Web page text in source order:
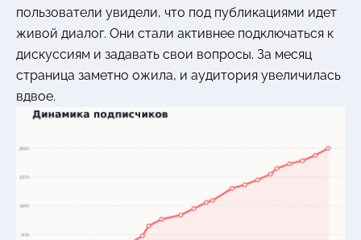
пользователи увидели, что под публикациями идет
живой диалог. Они стали активнее подключаться к
дискуссиям и задавать свои вопросы. За месяц
страница заметно ожила, и аудитория увеличилась
вдвое.